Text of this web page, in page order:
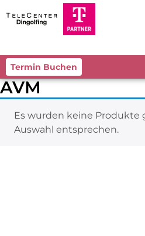
Termin Buchen
AVM
Es wurden keine Produkte
Auswahl entsprechen.